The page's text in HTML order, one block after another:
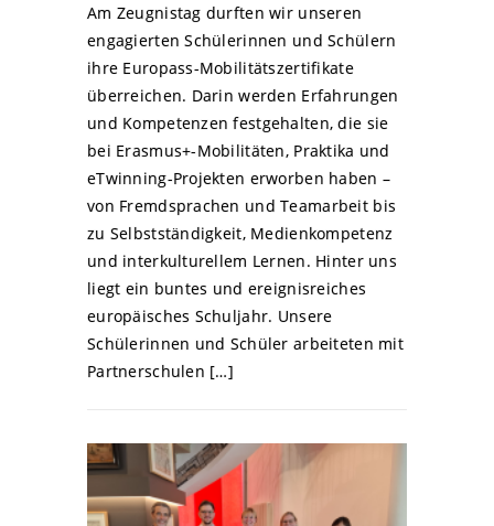
Am Zeugnistag durften wir unseren
engagierten Schülerinnen und Schülern
ihre Europass-Mobilitätszertifikate
überreichen. Darin werden Erfahrungen
und Kompetenzen festgehalten, die sie
bei Erasmus+-Mobilitäten, Praktika und
eTwinning-Projekten erworben haben –
von Fremdsprachen und Teamarbeit bis
zu Selbstständigkeit, Medienkompetenz
und interkulturellem Lernen. Hinter uns
liegt ein buntes und ereignisreiches
europäisches Schuljahr. Unsere
Schülerinnen und Schüler arbeiteten mit
Partnerschulen […]